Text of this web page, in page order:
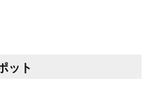
ット